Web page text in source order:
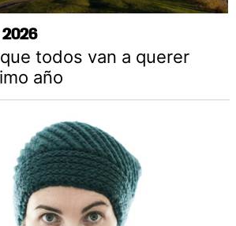
todos van a querer
año